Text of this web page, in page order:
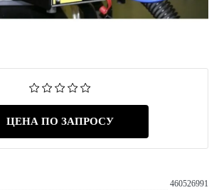
ЦЕНА ПО ЗАПРОСУ
460526991